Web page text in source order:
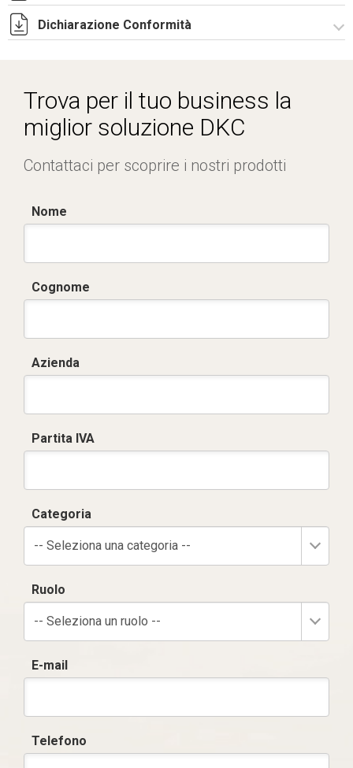
DF0034.pdf
ST0539.zip
Dichiarazione Conformità
Trova per il tuo business la
miglior soluzione DKC
Contattaci per scoprire i nostri prodotti
Nome
Cognome
Azienda
Partita IVA
Categoria
-- Seleziona una categoria --
Ruolo
-- Seleziona un ruolo --
E-mail
Telefono